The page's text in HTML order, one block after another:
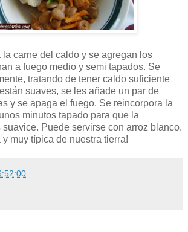
la carne del caldo y se agregan los
a fuego medio y semi tapados. Se
tratando de tener caldo suficiente
suaves, se les añade un par de
y se apaga el fuego. Se reincorpora la
minutos tapado para que la
Puede servirse con arroz blanco.
muy típica de nuestra tierra!